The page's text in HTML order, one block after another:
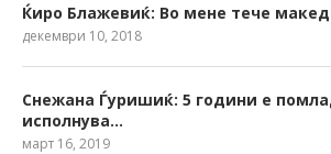
Ќиро Блажевиќ: Во мене тече
декември 10, 2018
Снежана Ѓуришиќ: 5 години е
исполнува…
март 16, 2019